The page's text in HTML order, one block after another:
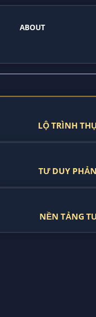
ABOUT
LỘ TRÌNH
TƯ DUY
NỀN TẢNG